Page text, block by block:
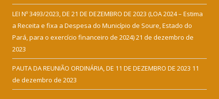
LEI Nº 3493/2023, DE 21 DE DEZEMBRO DE 2023 (LOA 2024 – Estima
a Receita e fixa a Despesa do Município de Soure, Estado do
Pará, para o exercício financeiro de 2024)21 de dezembro de
2023
PAUTA DA REUNIÃO ORDINÁRIA, DE 11 DE DEZEMBRO DE 2023 11
de dezembro de 2023